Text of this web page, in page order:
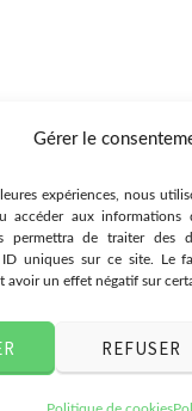
Gérer le
expériences, nous
accéder aux
permettra de traiter des
uniques sur ce site. Le
avoir un effet négatif sur
REFUSER